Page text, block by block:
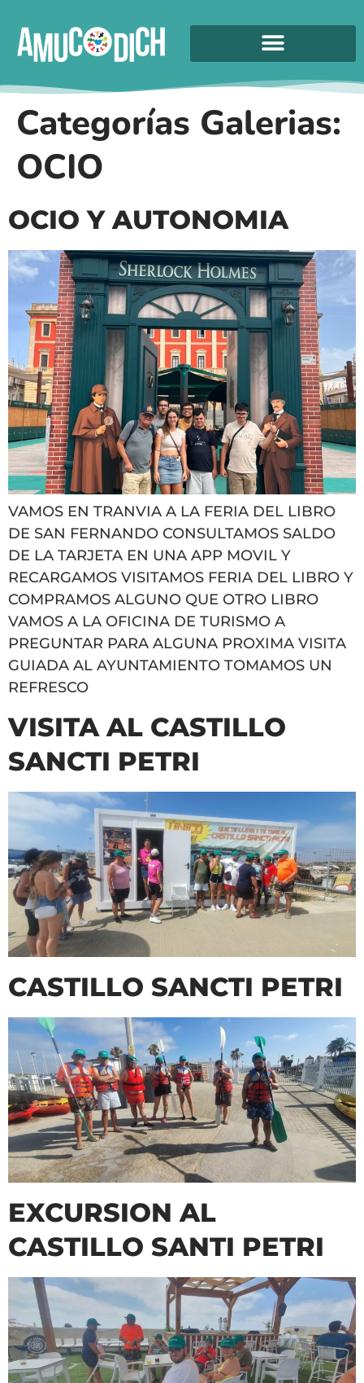
Categorías Galerias:
OCIO
OCIO Y AUTONOMIA
VAMOS EN TRANVIA A LA FERIA DEL LIBRO
DE SAN FERNANDO CONSULTAMOS SALDO
DE LA TARJETA EN UNA APP MOVIL Y
RECARGAMOS VISITAMOS FERIA DEL LIBRO Y
COMPRAMOS ALGUNO QUE OTRO LIBRO
VAMOS A LA OFICINA DE TURISMO A
PREGUNTAR PARA ALGUNA PROXIMA VISITA
GUIADA AL AYUNTAMIENTO TOMAMOS UN
REFRESCO
VISITA AL CASTILLO
SANCTI PETRI
CASTILLO SANCTI PETRI
EXCURSION AL
CASTILLO SANTI PETRI